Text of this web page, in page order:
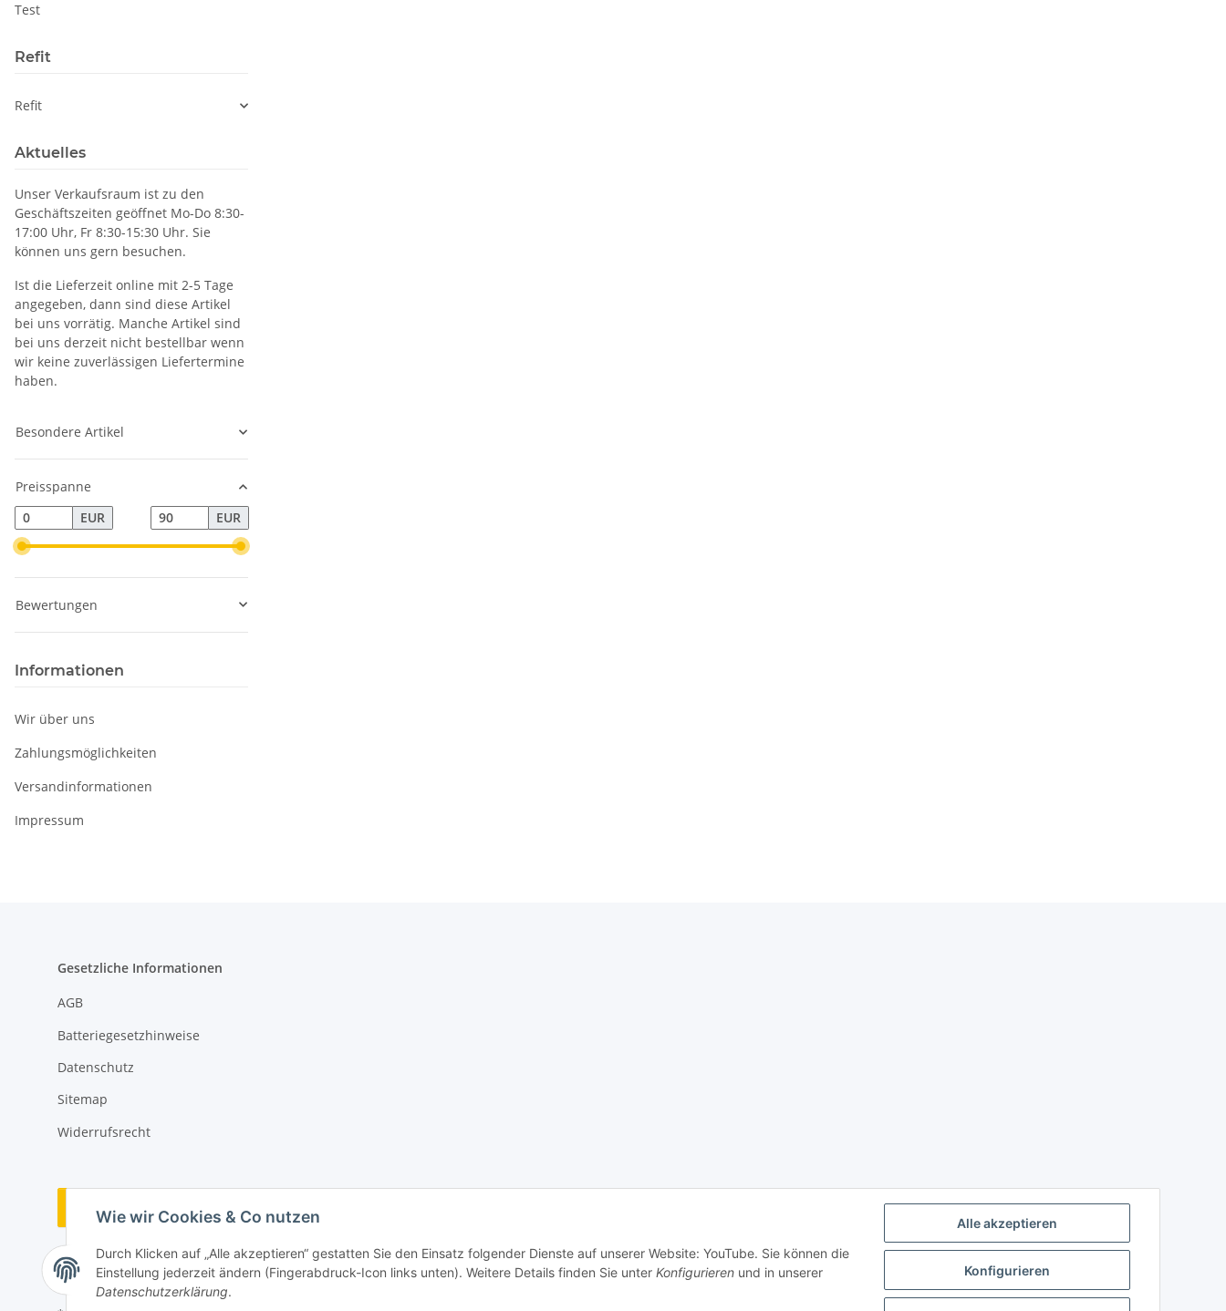
Alle akzeptieren
Konfigurieren
Wie wir Cookies & Co nutzen
Durch Klicken auf „Alle akzeptieren“ gestatten Sie den Einsatz folgender Dienste auf unserer Website: YouTube. Sie können die
Einstellung jederzeit ändern (Fingerabdruck-Icon links unten). Weitere Details finden Sie unter Konfigurieren und in unserer
Datenschutzerklärung.
Test
Refit
Refit
Aktuelles
Unser Verkaufsraum ist zu den
Geschäftszeiten geöffnet Mo-Do 8:30-
17:00 Uhr, Fr 8:30-15:30 Uhr. Sie
können uns gern besuchen.
Ist die Lieferzeit online mit 2-5 Tage
angegeben, dann sind diese Artikel
bei uns vorrätig. Manche Artikel sind
bei uns derzeit nicht bestellbar wenn
wir keine zuverlässigen Liefertermine
haben.
Besondere Artikel
Preisspanne
EUR
EUR
Bewertungen
Informationen
Wir über uns
Zahlungsmöglichkeiten
Versandinformationen
Impressum
Gesetzliche Informationen
AGB
Batteriegesetzhinweise
Datenschutz
Sitemap
Widerrufsrecht
Vertrag widerrufen